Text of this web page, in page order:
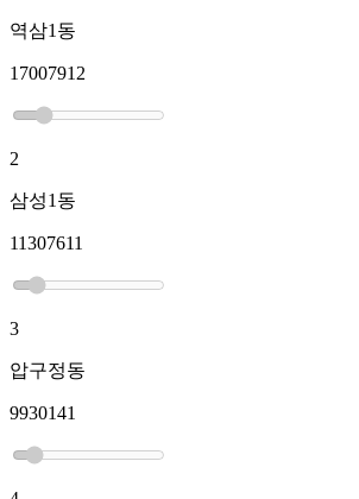
역삼1동
17007912
2
삼성1동
11307611
3
압구정동
9930141